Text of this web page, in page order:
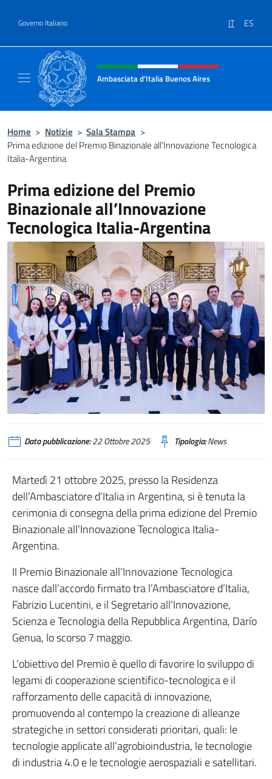
Governo Italiano IT ES
Intestazione sito, social e menù
Ambasciata d'Italia Buenos Aires
Home > Notizie > Sala Stampa >
Prima edizione del Premio Binazionale all’Innovazione Tecnologica
Italia-Argentina
Prima edizione del Premio
Binazionale all’Innovazione
Tecnologica Italia-Argentina
Data pubblicazione:22 Ottobre 2025 Tipologia:News
Martedì 21 ottobre 2025, presso la Residenza
dell’Ambasciatore d’Italia in Argentina, si è tenuta la
cerimonia di consegna della prima edizione del Premio
Binazionale all’Innovazione Tecnologica Italia-
Argentina.
Il Premio Binazionale all’Innovazione Tecnologica
nasce dall’accordo firmato tra l’Ambasciatore d’Italia,
Fabrizio Lucentini, e il Segretario all’Innovazione,
Scienza e Tecnologia della Repubblica Argentina, Darío
Genua, lo scorso 7 maggio.
L’obiettivo del Premio è quello di favorire lo sviluppo di
legami di cooperazione scientifico-tecnologica e il
rafforzamento delle capacità di innovazione,
promuovendo al contempo la creazione di alleanze
strategiche in settori considerati prioritari, quali: le
tecnologie applicate all’agrobioindustria, le tecnologie
di industria 4.0 e le tecnologie aerospaziali e satellitari.